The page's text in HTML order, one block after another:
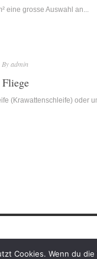
eine grosse Auswahl an...
Byadmin
(Krawattenschleife) oder
Kontakt Datenschutz
Cookies. Wenn du